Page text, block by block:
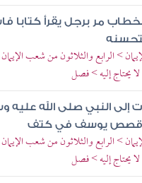
مر برجل يقرأ كتابا
> الرابع والثلاثون من شعب
يحتاج إليه > فصل
إلى النبي صلى الله عليه
قصص يوسف في كتف
> الرابع والثلاثون من شعب
يحتاج إليه > فصل